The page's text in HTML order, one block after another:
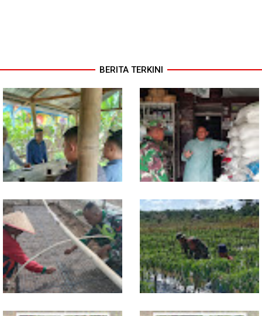
BERITA TERKINI
Jelang Seleksi Komcad, Plh.
Pasiter Kodim
0118/Subulussalam Bekali
Pemuda dengan Motivasi
Komsos dengan Pedagang,
Babinsa Rundeng Cek
Ketersediaan Pupuk bagi
Petani